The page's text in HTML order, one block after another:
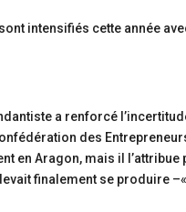
intensifiés cette année
a renforcé
des
en Aragon, mais il l’attribue
finalement se produire